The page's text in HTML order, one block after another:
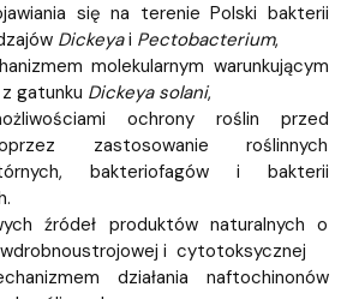
się na terenie Polski bakterii
Dickeyai Pectobacterium,
molekularnym warunkującym
gatunku Dickeya solani,
ochrony roślin przed
zastosowanie roślinnych
bakteriofagów i bakterii
źródeł produktów naturalnych o
i cytotoksycznej
działania naftochinonów